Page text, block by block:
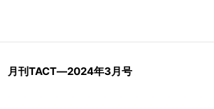
月刊TACT―2024年3月号